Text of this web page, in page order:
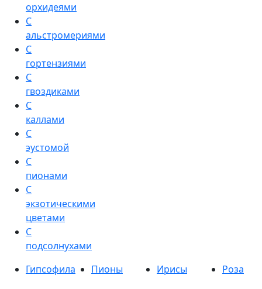
орхидеями
С
альстромериями
С
гортензиями
С
гвоздиками
С
каллами
С
эустомой
С
пионами
С
экзотическими
цветами
С
подсолнухами
Гипсофила Пионы Ирисы
Роза